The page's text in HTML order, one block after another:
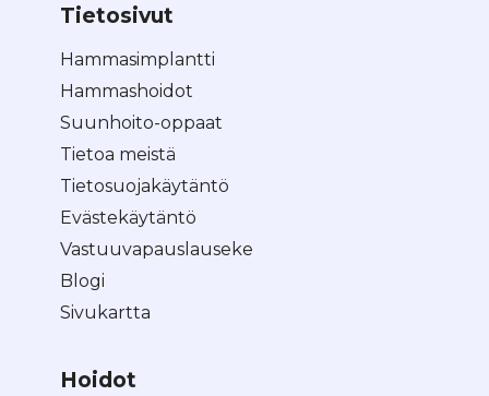
Tietosivut
Hammasimplantti
Hammashoidot
Suunhoito-oppaat
Tietoa meistä
Tietosuojakäytäntö
Evästekäytäntö
Vastuuvapauslauseke
Blogi
Sivukartta
Hoidot